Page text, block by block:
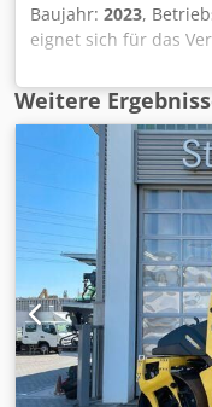
Baujahr: 2023,
eignet sich für das
Hubraum: 349 cm³ -
12 V - Kraftstoffinhalt:
mm - Länge
Sbocpsck - Länge
710 mm - Höhe
(geschlossenem
Hydraulikölinhalt: 50 l
Zentrifugalkraft: 20
Verdichtungsraum:
- Steigfähigkeit: 40%
(Selbstabholung
wir Ihnen gerne zur
Weitere